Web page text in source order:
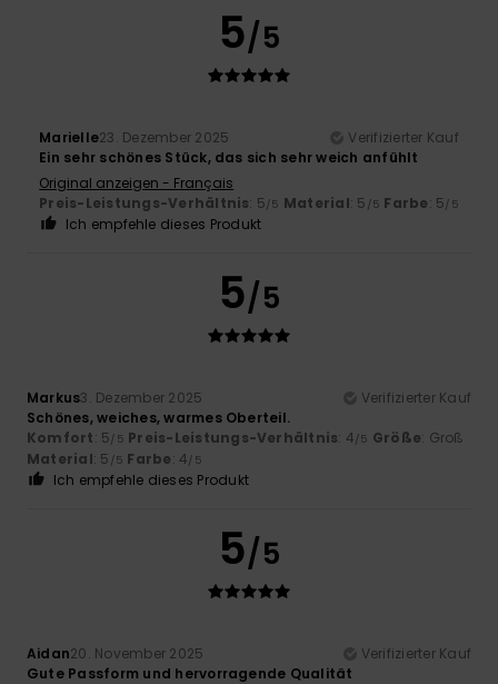
5/5
Marielle23. Dezember 2025
Verifizierter Kauf
Ein sehr schönes Stück, das sich sehr weich anfühlt
Original anzeigen - Français
Preis-Leistungs-Verhältnis: 5/5 Material: 5 /5 Farbe: 5/5
Ich empfehle dieses Produkt
5/5
Markus3. Dezember 2025
Verifizierter Kauf
Schönes, weiches, warmes Oberteil.
Komfort: 5/5 Preis-Leistungs-Verhältnis: 4/5 Größe: Groß
Material: 5 /5 Farbe: 4/5
Ich empfehle dieses Produkt
5/5
Aidan20. November 2025
Verifizierter Kauf
Gute Passform und hervorragende Qualität